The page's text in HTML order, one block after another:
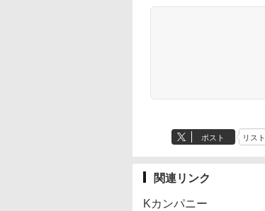
ポスト リスト
関連リンク
Kカンパニー